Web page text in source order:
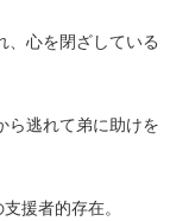
、心を閉ざしている
ら逃れて弟に助けを
援者的存在。